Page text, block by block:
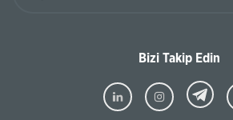
Bizi Takip Edin